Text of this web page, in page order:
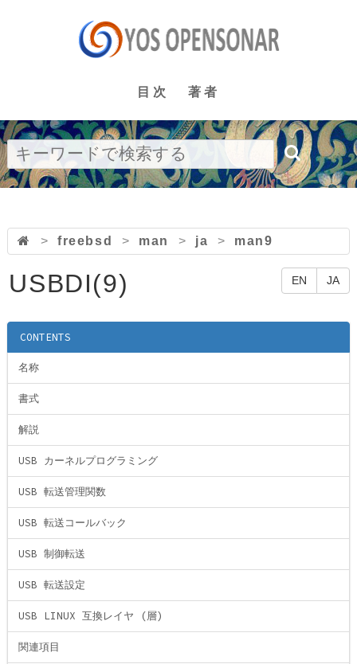
目次 著者
> freebsd > man > ja > man9
EN JA
USBDI(9)
CONTENTS
名称
書式
解説
USB カーネルプログラミング
USB 転送管理関数
USB 転送コールバック
USB 制御転送
USB 転送設定
USB LINUX 互換レイヤ (層)
関連項目